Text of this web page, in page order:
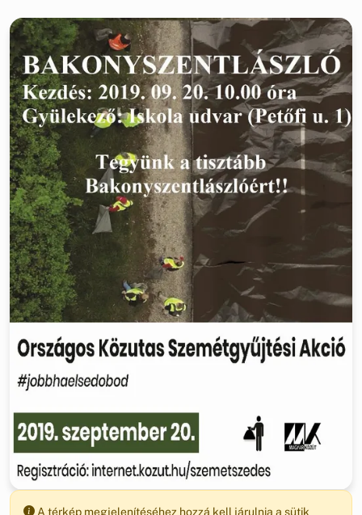
A térkép megjelenítéséhez hozzá kell járulnia a sütik